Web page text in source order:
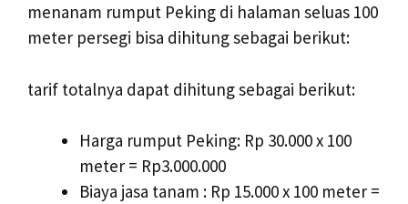
menanam rumput Peking di halaman seluas 100
meter persegi bisa dihitung sebagai berikut:
tarif totalnya dapat dihitung sebagai berikut:
Harga rumput Peking: Rp 30.000 x 100
meter = Rp3.000.000
Biaya jasa tanam : Rp 15.000 x 100 meter =